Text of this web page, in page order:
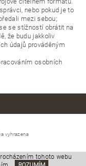
nebo pokud je to
mezi sebou;
se stížností obrátit na
že budu jakkoliv
údajů prováděným
osobních
vyhrazena
tohoto webu